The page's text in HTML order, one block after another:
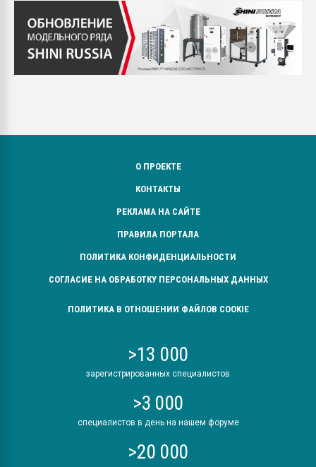
О ПРОЕКТЕ
КОНТАКТЫ
РЕКЛАМА НА САЙТЕ
ПРАВИЛА ПОРТАЛА
ПОЛИТИКА КОНФИДЕНЦИАЛЬНОСТИ
СОГЛАСИЕ НА ОБРАБОТКУ ПЕРСОНАЛЬНЫХ ДАННЫХ
ПОЛИТИКА В ОТНОШЕНИИ ФАЙЛОВ COOKIE
>13 000
зарегистрированных специалистов
>3 000
специалистов в день на нашем форуме
>20 000